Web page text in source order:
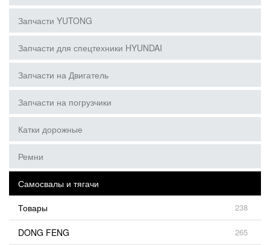
Запчасти YUTONG
Запчасти для спецтехники HYUNDAI
Запчасти на Двигатель
Запчасти на погрузчики
Катки дорожные
Ремни
Самосвалы и тягачи
Товары
238
DONG FENG 265